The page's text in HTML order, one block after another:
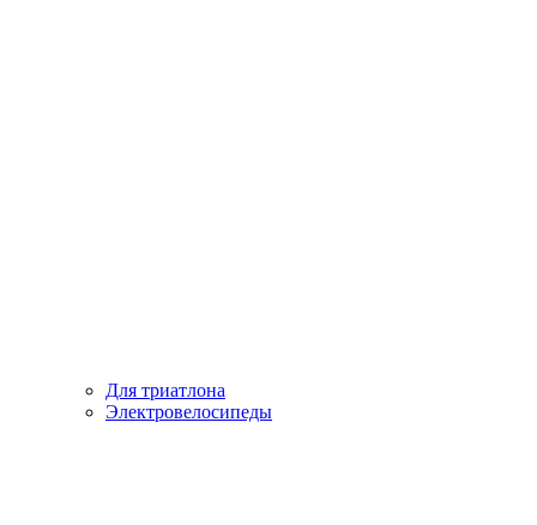
Для триатлона
Электровелосипеды